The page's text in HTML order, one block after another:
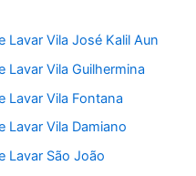
Lavar Vila José Kalil Aun
Lavar Vila Guilhermina
Lavar Vila Fontana
Lavar Vila Damiano
Lavar São João